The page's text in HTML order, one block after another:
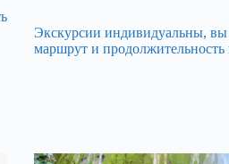
Экскурсии индивидуальны,
маршрут и продолжительность